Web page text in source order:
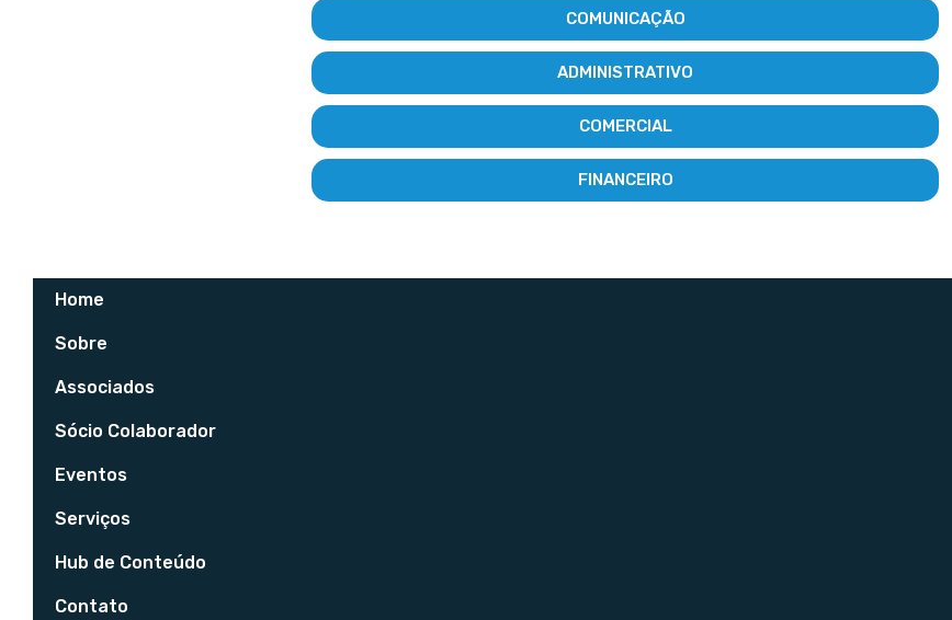
COMUNICAÇÃO
ADMINISTRATIVO
COMERCIAL
FINANCEIRO
Home
Sobre
Associados
Sócio Colaborador
Eventos
Serviços
Hub de Conteúdo
Contato